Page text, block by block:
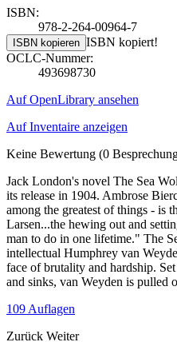
ISBN:
978-2-264-00964-7
ISBN kopieren ISBN kopiert!
OCLC-Nummer:
493698730
Auf OpenLibrary ansehen
Auf Inventaire anzeigen
Keine Bewertung (0
Jack London's novel The Sea
its release in 1904. Ambrose
among the greatest of things - is
Larsen...the hewing out and
man to do in one lifetime." The
intellectual Humphrey van
face of brutality and hardship.
and sinks, van Weyden is pulled
109 Auflagen
Zurück Weiter